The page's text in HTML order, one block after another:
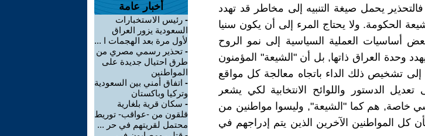
يحمل صيغة التنبيه إلى مخاطر قد تهدد
الحكومة. ولا يحتاج المرء إلى أن يكون سنيا
أساسيات العملية السياسية إلى نمو الروح
وحدة العراق ذاتها, بل أن "الشيعة" المؤمنون
تشخيص ذلك الداء باتجاه معالجة كل مواقع
الدستور واللوائح الانتخابية لكي يشعر
خاصة, هم كما "الشيعة", وليسوا مواطنين من
كل المواطنين الآخرين الذين يتم إدراجهم في
أخبار عامة
- رئيس الاستخبارات
السعودية يزور العراق
لأول مرة بعد الهجمات ا ...
- تحذير رسمي مصري من
طرق احتيال جديدة على
المواطنين
- اتفاق أمني بين السعودية
وتركيا وباكستان
- سكان قرية بلغارية
قلقون من -عواقب- توريط
محتمل لقريتهم في حر ...